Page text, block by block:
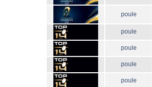
poule
poule
poule
poule
poule